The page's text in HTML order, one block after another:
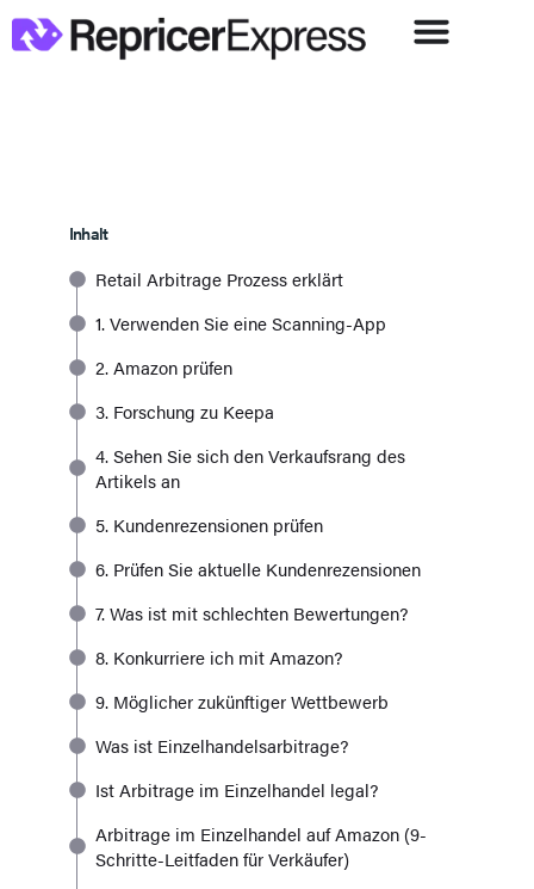
Inhalt
Retail Arbitrage Prozess erklärt
1. Verwenden Sie eine Scanning-App
2. Amazon prüfen
3. Forschung zu Keepa
4. Sehen Sie sich den Verkaufsrang des
Artikels an
5. Kundenrezensionen prüfen
6. Prüfen Sie aktuelle Kundenrezensionen
7. Was ist mit schlechten Bewertungen?
8. Konkurriere ich mit Amazon?
9. Möglicher zukünftiger Wettbewerb
Was ist Einzelhandelsarbitrage?
Ist Arbitrage im Einzelhandel legal?
Arbitrage im Einzelhandel auf Amazon (9-
Schritte-Leitfaden für Verkäufer)